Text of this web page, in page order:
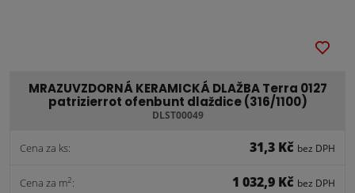
MRAZUVZDORNÁ KERAMICKÁ DLAŽBA Terra 0127
patrizierrot ofenbunt dlaždice (316/1100)
DLST00049
Cena za ks: 31,3 Kč bez DPH
Cena za m2: 1 032,9 Kč bez DPH